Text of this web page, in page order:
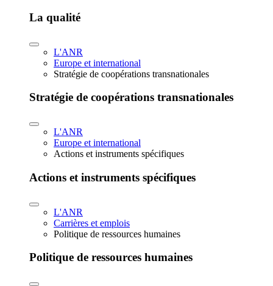
La qualité
L'ANR
Europe et international
Stratégie de coopérations transnationales
Stratégie de coopérations transnationales
L'ANR
Europe et international
Actions et instruments spécifiques
Actions et instruments spécifiques
L'ANR
Carrières et emplois
Politique de ressources humaines
Politique de ressources humaines